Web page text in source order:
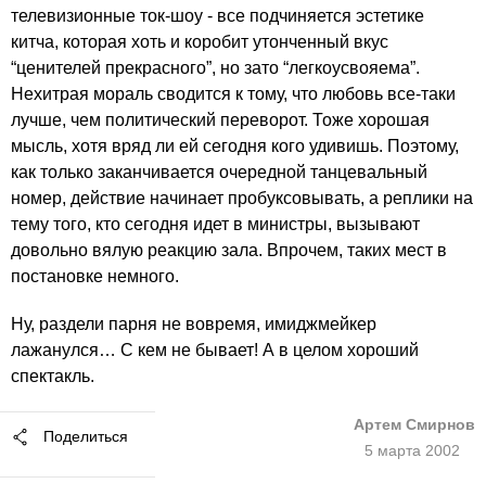
телевизионные ток-шоу - все подчиняется эстетике
китча, которая хоть и коробит утонченный вкус
“ценителей прекрасного”, но зато “легкоусвояема”.
Нехитрая мораль сводится к тому, что любовь все-таки
лучше, чем политический переворот. Тоже хорошая
мысль, хотя вряд ли ей сегодня кого удивишь. Поэтому,
как только заканчивается очередной танцевальный
номер, действие начинает пробуксовывать, а реплики на
тему того, кто сегодня идет в министры, вызывают
довольно вялую реакцию зала. Впрочем, таких мест в
постановке немного.
Ну, раздели парня не вовремя, имиджмейкер
лажанулся… С кем не бывает! А в целом хороший
спектакль.
Поделиться
Артем Смирнов
5 марта 2002